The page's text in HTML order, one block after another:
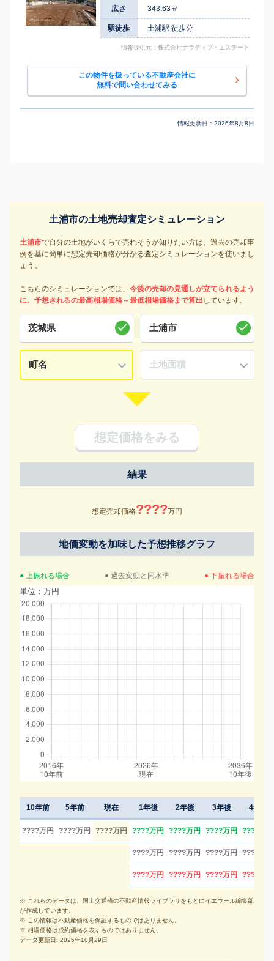
広さ 343.63㎡
駅徒歩 土浦駅 徒歩分
情報提供元：株式会社ナラティブ・エステート
この物件を扱っている不動産会社に
無料で問い合わせてみる
情報更新日： 2026年8月8日
土浦市の土地売却査定シミュレーション
土浦市で自分の土地がいくらで売れそうか知りたい方は、過去の売却事
例を基に簡単に想定売却価格が分かる査定シミュレーションを使いまし
ょう。
こちらのシミュレーションでは、 今後の売却の見通しが立てられるよう
に、予想されるの最高相場価格～最低相場価格まで算出 しています。
想定価格をみる
結果
想定売却価格????万円
地価変動を加味した予想推移グラフ
● 上振れる場合 ● 過去変動と同水準 ● 下振れる場合
単位：万円
10年前 5年前 現在
????万円 ????万円 ????万円
1年後 2年後 3年後 4年後
????万円 ????万円 ????万円 ????万円
????万円 ????万円 ????万円 ????万円
????万円 ????万円 ????万円 ????万円
※ これらのデータは、国土交通省の不動産情報ライブラリをもとにイエウール編集部
が作成しています。
※ この情報は不動産価格を保証するものではありません。
※ 相場価格は成約価格を表すものではありません。
データ更新日: 2025年10月29日